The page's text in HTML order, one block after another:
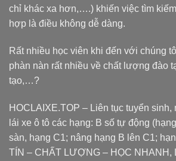
chỉ khác xa hơn,….) khiến việc tìm
hợp là điều không dễ dàng.
Rất nhiều học viên khi đến với chúng
phàn nàn rất nhiều về chất lượng đào
tạo,…?
HOCLAIXE.TOP – Liên tục tuyển sinh,
lái xe ô tô các hạng: B số tự động
sàn, hạng C1; nâng hạng B lên C1;
TÍN – CHẤT LƯỢNG – HỌC NHANH,